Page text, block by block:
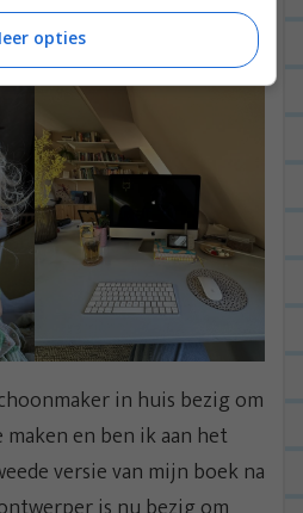
in huis bezig om
en ben ik aan het
versie van mijn boek na
opties